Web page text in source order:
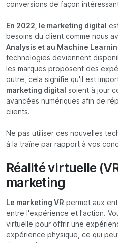
conversions de façon
En 2022, le marketing digital
besoins du client comme nous
Analysis et au Machine
technologies deviennent
les marques proposent des
outre, cela signifie qu'il est
marketing digital soient à jour
avancées numériques afin de
clients.
Ne pas utiliser ces nouvelles
à la traîne par rapport à vos
Réalité virtuelle
marketing
Le marketing VR permet aux
entre l'expérience et l'action.
virtuelle pour offrir une
expérience physique, ce qui